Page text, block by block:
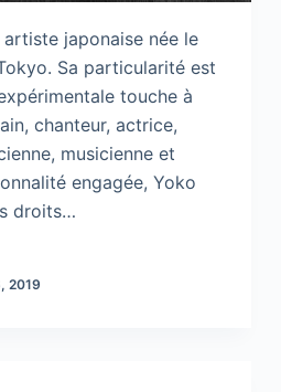
japonaise née le
Sa particularité est
touche à
chanteur, actrice,
musicienne et
engagée, Yoko
droits…
2019